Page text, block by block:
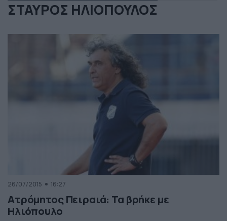
ΣΤΑΥΡΟΣ ΗΛΙΟΠΟΥΛΟΣ
26/07/2015 16:27
Ατρόμητος Πειραιά: Τα βρήκε με
Ηλιόπουλο